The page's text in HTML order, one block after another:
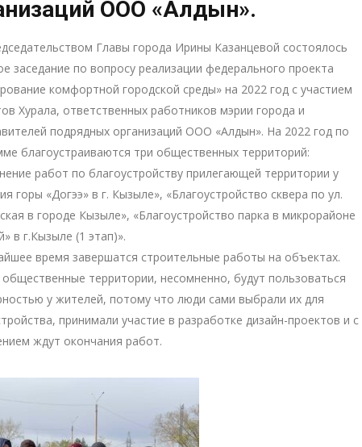
ООО «Алдын».
Главы города Ирины Казанцевой состоялось
заседание по вопросу реализации федерального проекта
комфортной городской среды» на 2022 год с участием
Хурала, ответственных работников мэрии города и
подрядных организаций ООО «Алдын». На 2022 год по
благоустраиваются три общественных территорий:
работ по благоустройству прилегающей территории у
горы «Догээ» в г. Кызыле», «Благоустройство сквера по ул.
в городе Кызыле», «Благоустройство парка в микрорайоне
в г.Кызыле (1 этап)».
время завершатся строительные работы на объектах.
территории, несомненно, будут пользоваться
у жителей, потому что люди сами выбрали их для
принимали участие в разработке дизайн-проектов и с
ждут окончания работ.